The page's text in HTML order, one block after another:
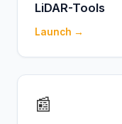
LiDAR-Tools
Launch →
📰